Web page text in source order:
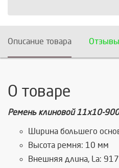
Описание товара Отзывы
О товаре
Ремень клиновой 11х10-900
Ширина большего
Высота ремня: 10 мм
Внешняя длина, La: